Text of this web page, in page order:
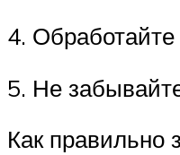
4.
5. Не
Как правильно